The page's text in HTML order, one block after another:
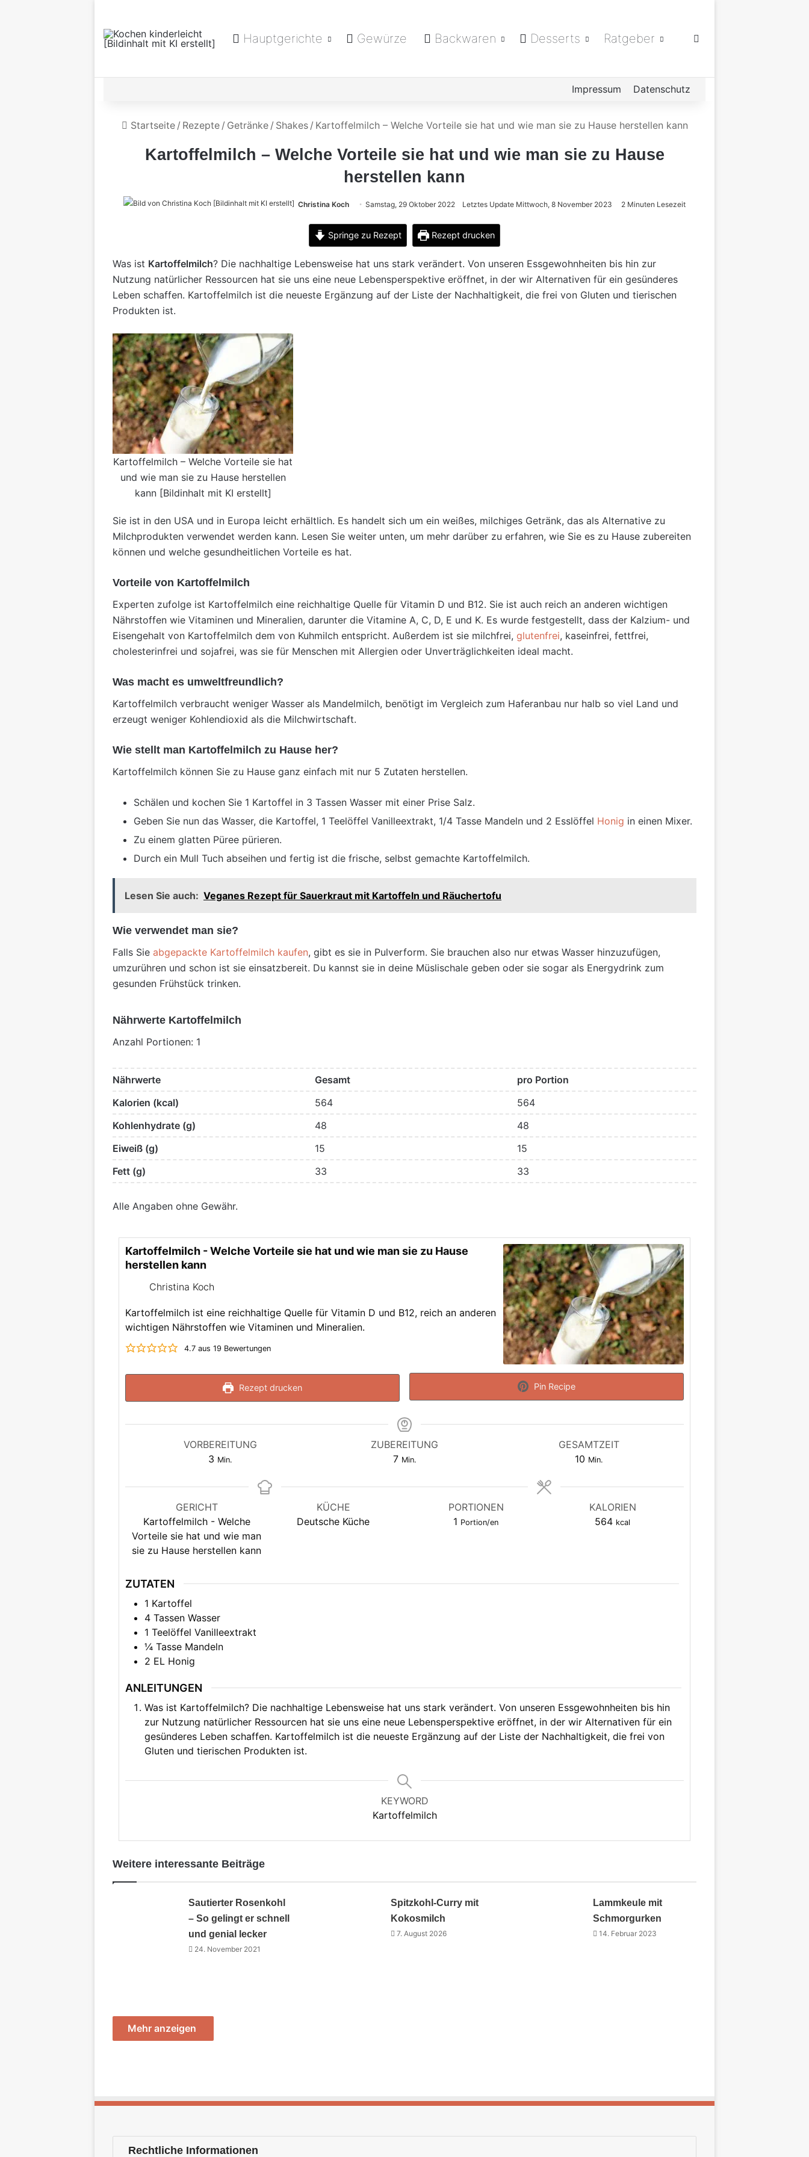
Hauptgerichte Gewürze Backwaren Desserts Ratgeber
Impressum Datenschutz
Startseite / Rezepte / Getränke / Shakes / Kartoffelmilch – Welche Vorteile sie hat und wie man sie zu Hause herstellen kann
Kartoffelmilch – Welche Vorteile sie hat und wie man sie zu Hause
herstellen kann
Christina Koch Samstag, 29 Oktober 2022 Letztes Update Mittwoch, 8 November 2023 2 Minuten Lesezeit
Springe zu Rezept Rezept drucken
Was ist Kartoffelmilch? Die nachhaltige Lebensweise hat uns stark verändert. Von unseren Essgewohnheiten bis hin zur
Nutzung natürlicher Ressourcen hat sie uns eine neue Lebensperspektive eröffnet, in der wir Alternativen für ein gesünderes
Leben schaffen. Kartoffelmilch ist die neueste Ergänzung auf der Liste der Nachhaltigkeit, die frei von Gluten und tierischen
Produkten ist.
Kartoffelmilch – Welche Vorteile sie hat
und wie man sie zu Hause herstellen
kann [Bildinhalt mit KI erstellt]
Sie ist in den USA und in Europa leicht erhältlich. Es handelt sich um ein weißes, milchiges Getränk, das als Alternative zu
Milchprodukten verwendet werden kann. Lesen Sie weiter unten, um mehr darüber zu erfahren, wie Sie es zu Hause zubereiten
können und welche gesundheitlichen Vorteile es hat.
Vorteile von Kartoffelmilch
Experten zufolge ist Kartoffelmilch eine reichhaltige Quelle für Vitamin D und B12. Sie ist auch reich an anderen wichtigen
Nährstoffen wie Vitaminen und Mineralien, darunter die Vitamine A, C, D, E und K. Es wurde festgestellt, dass der Kalzium- und
Eisengehalt von Kartoffelmilch dem von Kuhmilch entspricht. Außerdem ist sie milchfrei, glutenfrei, kaseinfrei, fettfrei,
cholesterinfrei und sojafrei, was sie für Menschen mit Allergien oder Unverträglichkeiten ideal macht.
Was macht es umweltfreundlich?
Kartoffelmilch verbraucht weniger Wasser als Mandelmilch, benötigt im Vergleich zum Haferanbau nur halb so viel Land und
erzeugt weniger Kohlendioxid als die Milchwirtschaft.
Wie stellt man Kartoffelmilch zu Hause her?
Kartoffelmilch können Sie zu Hause ganz einfach mit nur 5 Zutaten herstellen.
Schälen und kochen Sie 1 Kartoffel in 3 Tassen Wasser mit einer Prise Salz.
Geben Sie nun das Wasser, die Kartoffel, 1 Teelöffel Vanilleextrakt, 1/4 Tasse Mandeln und 2 Esslöffel Honig in einen Mixer.
Zu einem glatten Püree pürieren.
Durch ein Mull Tuch abseihen und fertig ist die frische, selbst gemachte Kartoffelmilch.
Lesen Sie auch: Veganes Rezept für Sauerkraut mit Kartoffeln und Räuchertofu
Wie verwendet man sie?
Falls Sie abgepackte Kartoffelmilch kaufen, gibt es sie in Pulverform. Sie brauchen also nur etwas Wasser hinzuzufügen,
umzurühren und schon ist sie einsatzbereit. Du kannst sie in deine Müslischale geben oder sie sogar als Energydrink zum
gesunden Frühstück trinken.
Nährwerte Kartoffelmilch
Anzahl Portionen: 1
Nährwerte Gesamt
pro Portion
Kalorien (kcal)
564
564
Kohlenhydrate (g)
48
48
Eiweiß (g)
15
15
Fett (g)
33 33
Alle Angaben ohne Gewähr.
Kartoffelmilch - Welche Vorteile sie hat und wie man sie zu Hause
herstellen kann
Christina Koch
Kartoffelmilch ist eine reichhaltige Quelle für Vitamin D und B12, reich an anderen
wichtigen Nährstoffen wie Vitaminen und Mineralien.
4.7aus 19Bewertungen
Rezept drucken Pin Recipe
VORBEREITUNG
3 Minuten
Min.
ZUBEREITUNG
7Minuten
Min.
GESAMTZEIT
10Minuten
Min.
GERICHT
Kartoffelmilch - Welche
Vorteile sie hat und wie man
sie zu Hause herstellen kann
KÜCHE
Deutsche Küche
PORTIONEN
1 Portion/en
KALORIEN
564 kcal
ZUTATEN
1 Kartoffel
4 Tassen Wasser
1 Teelöffel Vanilleextrakt
¼ Tasse Mandeln
2 EL Honig
ANLEITUNGEN
Was ist Kartoffelmilch? Die nachhaltige Lebensweise hat uns stark verändert. Von unseren Essgewohnheiten bis hin
zur Nutzung natürlicher Ressourcen hat sie uns eine neue Lebensperspektive eröffnet, in der wir Alternativen für ein
gesünderes Leben schaffen. Kartoffelmilch ist die neueste Ergänzung auf der Liste der Nachhaltigkeit, die frei von
Gluten und tierischen Produkten ist.
KEYWORD
Kartoffelmilch
Weitere interessante Beiträge
Sautierter Rosenkohl
– So gelingt er schnell
und genial lecker
24. November 2021
Spitzkohl-Curry mit
Kokosmilch
7. August 2026
Lammkeule mit
Schmorgurken
14. Februar 2023
Mehr anzeigen
Rechtliche Informationen